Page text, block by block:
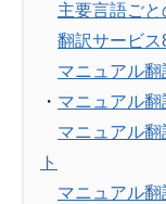
主要言語ご
翻訳サービ
マニュアル
・ マニュアル
マニュアル
ト
マニュアル翻